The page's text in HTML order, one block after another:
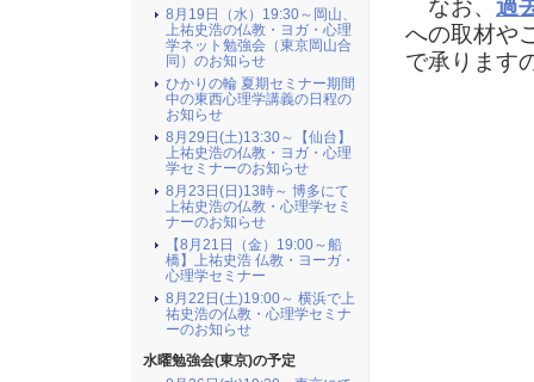
なお、 過
への取材や
で承ります
8月19日（水）19:30～岡山、
上祐史浩の仏教・ヨガ・心理
学ネット勉強会（東京岡山合
同）のお知らせ
ひかりの輪 夏期セミナー期間
中の東西心理学講義の日程の
お知らせ
8月29日(土)13:30～【仙台】
上祐史浩の仏教・ヨガ・心理
学セミナーのお知らせ
8月23日(日)13時～ 博多にて
上祐史浩の仏教・心理学セミ
ナーのお知らせ
【8月21日（金）19:00～船
橋】上祐史浩 仏教・ヨーガ・
心理学セミナー
8月22日(土)19:00～ 横浜で上
祐史浩の仏教・心理学セミナ
ーのお知らせ
水曜勉強会(東京)の予定